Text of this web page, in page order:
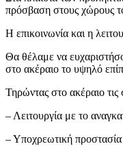
πρόσβαση στους χώρους
Η επικοινωνία και η
Θα θέλαμε να
στο ακέραιο το υψηλό
Τηρώντας στο ακέραιο
– Λειτουργία με το
– Υποχρεωτική προστασία